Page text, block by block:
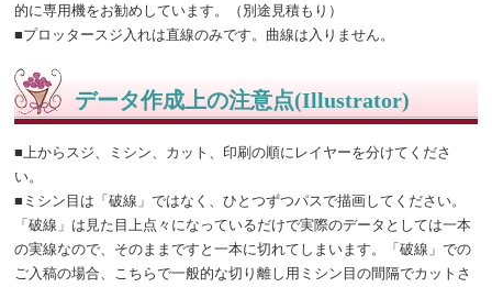
的に専用機をお勧めしています。（別途見積もり）
■プロッタースジ入れは直線のみです。曲線は入りません。
データ作成上の注意点(Illustrator)
■上からスジ、ミシン、カット、印刷の順にレイヤーを分けてくださ
い。
■ミシン目は「破線」ではなく、ひとつずつパスで描画してください。
「破線」は見た目上点々になっているだけで実際のデータとしては一本
の実線なので、そのままですと一本に切れてしまいます。「破線」での
ご入稿の場合、こちらで一般的な切り離し用ミシン目の間隔でカットさ